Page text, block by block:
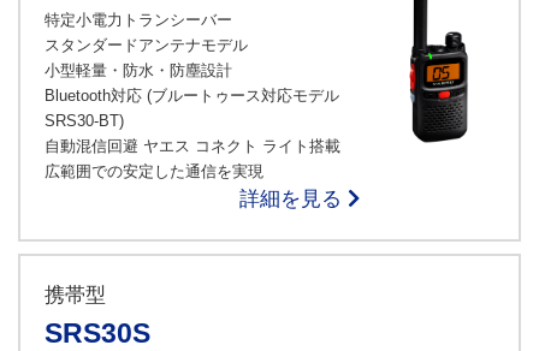
特定小電力トランシーバー
スタンダードアンテナモデル
小型軽量・防水・防塵設計
Bluetooth対応 (ブルートゥース対応モデル
SRS30-BT)
自動混信回避 ヤエス コネクト ライト搭載
広範囲での安定した通信を実現
詳細を見る
携帯型
SRS30S